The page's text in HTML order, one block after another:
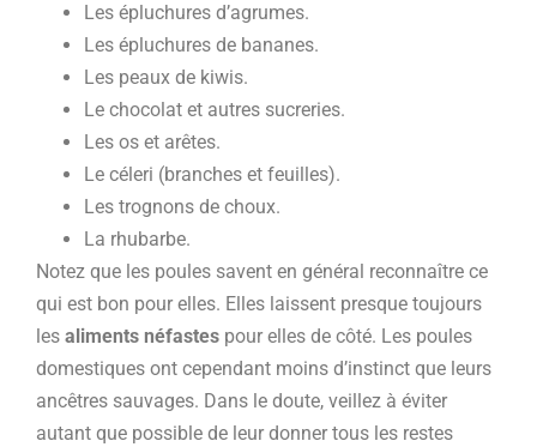
Les épluchures d’agrumes.
Les épluchures de bananes.
Les peaux de kiwis.
Le chocolat et autres sucreries.
Les os et arêtes.
Le céleri (branches et feuilles).
Les trognons de choux.
La rhubarbe.
Notez que les poules savent en général reconnaître ce
qui est bon pour elles. Elles laissent presque toujours
les aliments néfastes pour elles de côté. Les poules
domestiques ont cependant moins d’instinct que leurs
ancêtres sauvages. Dans le doute, veillez à éviter
autant que possible de leur donner tous les restes